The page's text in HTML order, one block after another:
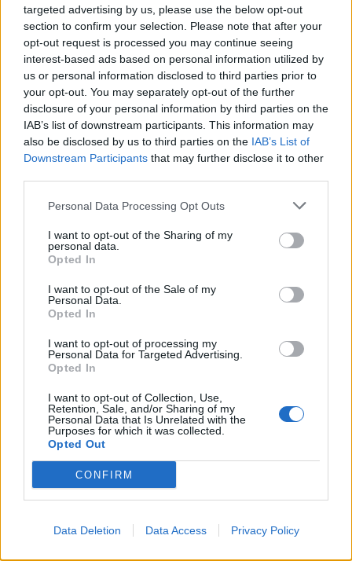
targeted advertising by us, please use the below opt-out
section to confirm your selection. Please note that after your
opt-out request is processed you may continue seeing
interest-based ads based on personal information utilized by
us or personal information disclosed to third parties prior to
your opt-out. You may separately opt-out of the further
disclosure of your personal information by third parties on the
IAB’s list of downstream participants. This information may
also be disclosed by us to third parties on the IAB’s List of
Downstream Participants that may further disclose it to other
Personal Data Processing Opt Outs
I want to opt-out of the Sharing of my
personal data.
Opted In
I want to opt-out of the Sale of my
Personal Data.
Opted In
I want to opt-out of processing my
Personal Data for Targeted Advertising.
Opted In
I want to opt-out of Collection, Use,
Retention, Sale, and/or Sharing of my
Personal Data that Is Unrelated with the
Purposes for which it was collected.
Opted Out
CONFIRM
Data Deletion Data Access Privacy Policy
Esim for Global
for Turkey|Esim for Germany|Esim for Greece |
for Asia|Esim for World Cup 2026
Emirates|Esim for Balkans|Esim for Morocco|
for China|Esim for United Kingdom |Esim for Africa
Esim for Latin America
Cooperation Council|Esim for Middle East|Esim for
South America| Esim for Canada
Esim for Japan|Esim for Albania|Esim for Kosovo|
South Africa|Esim for Algeria|Esim for Portugal
Esim for Brazil|Esim for Argentina|Esim for